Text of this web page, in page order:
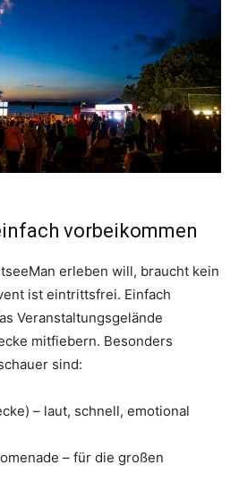
vorbeikommen
erleben will, braucht kein
ist eintrittsfrei. Einfach
Veranstaltungsgelände
mitfiebern. Besonders
sind:
– laut, schnell, emotional
– für die großen